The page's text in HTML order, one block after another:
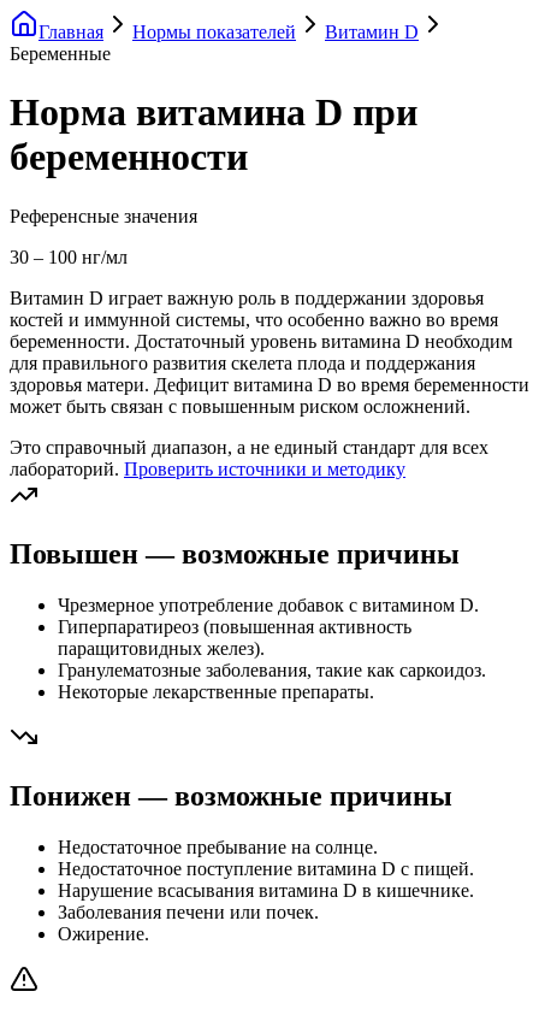
Главная Нормы показателей
Витамин D
Беременные
Норма витамина D при
беременности
Референсные значения
30 – 100 нг/мл
Витамин D играет важную роль в поддержании здоровья
костей и иммунной системы, что особенно важно во время
беременности. Достаточный уровень витамина D необходим
для правильного развития скелета плода и поддержания
здоровья матери. Дефицит витамина D во время беременности
может быть связан с повышенным риском осложнений.
Это справочный диапазон, а не единый стандарт для всех
лабораторий. Проверить источники и методику
Повышен — возможные причины
Чрезмерное употребление добавок с витамином D.
Гиперпаратиреоз (повышенная активность
паращитовидных желез).
Гранулематозные заболевания, такие как саркоидоз.
Некоторые лекарственные препараты.
Понижен — возможные причины
Недостаточное пребывание на солнце.
Недостаточное поступление витамина D с пищей.
Нарушение всасывания витамина D в кишечнике.
Заболевания печени или почек.
Ожирение.